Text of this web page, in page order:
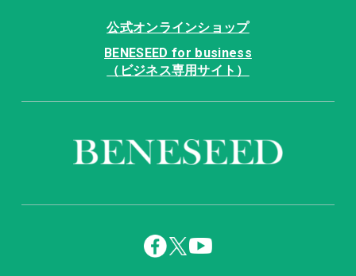
公式オンラインショップ
BENESEED for business
（ビジネス専用サイト）